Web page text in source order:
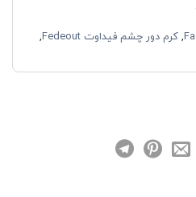
, کرم دور چشم فیداوت Fedeout
,